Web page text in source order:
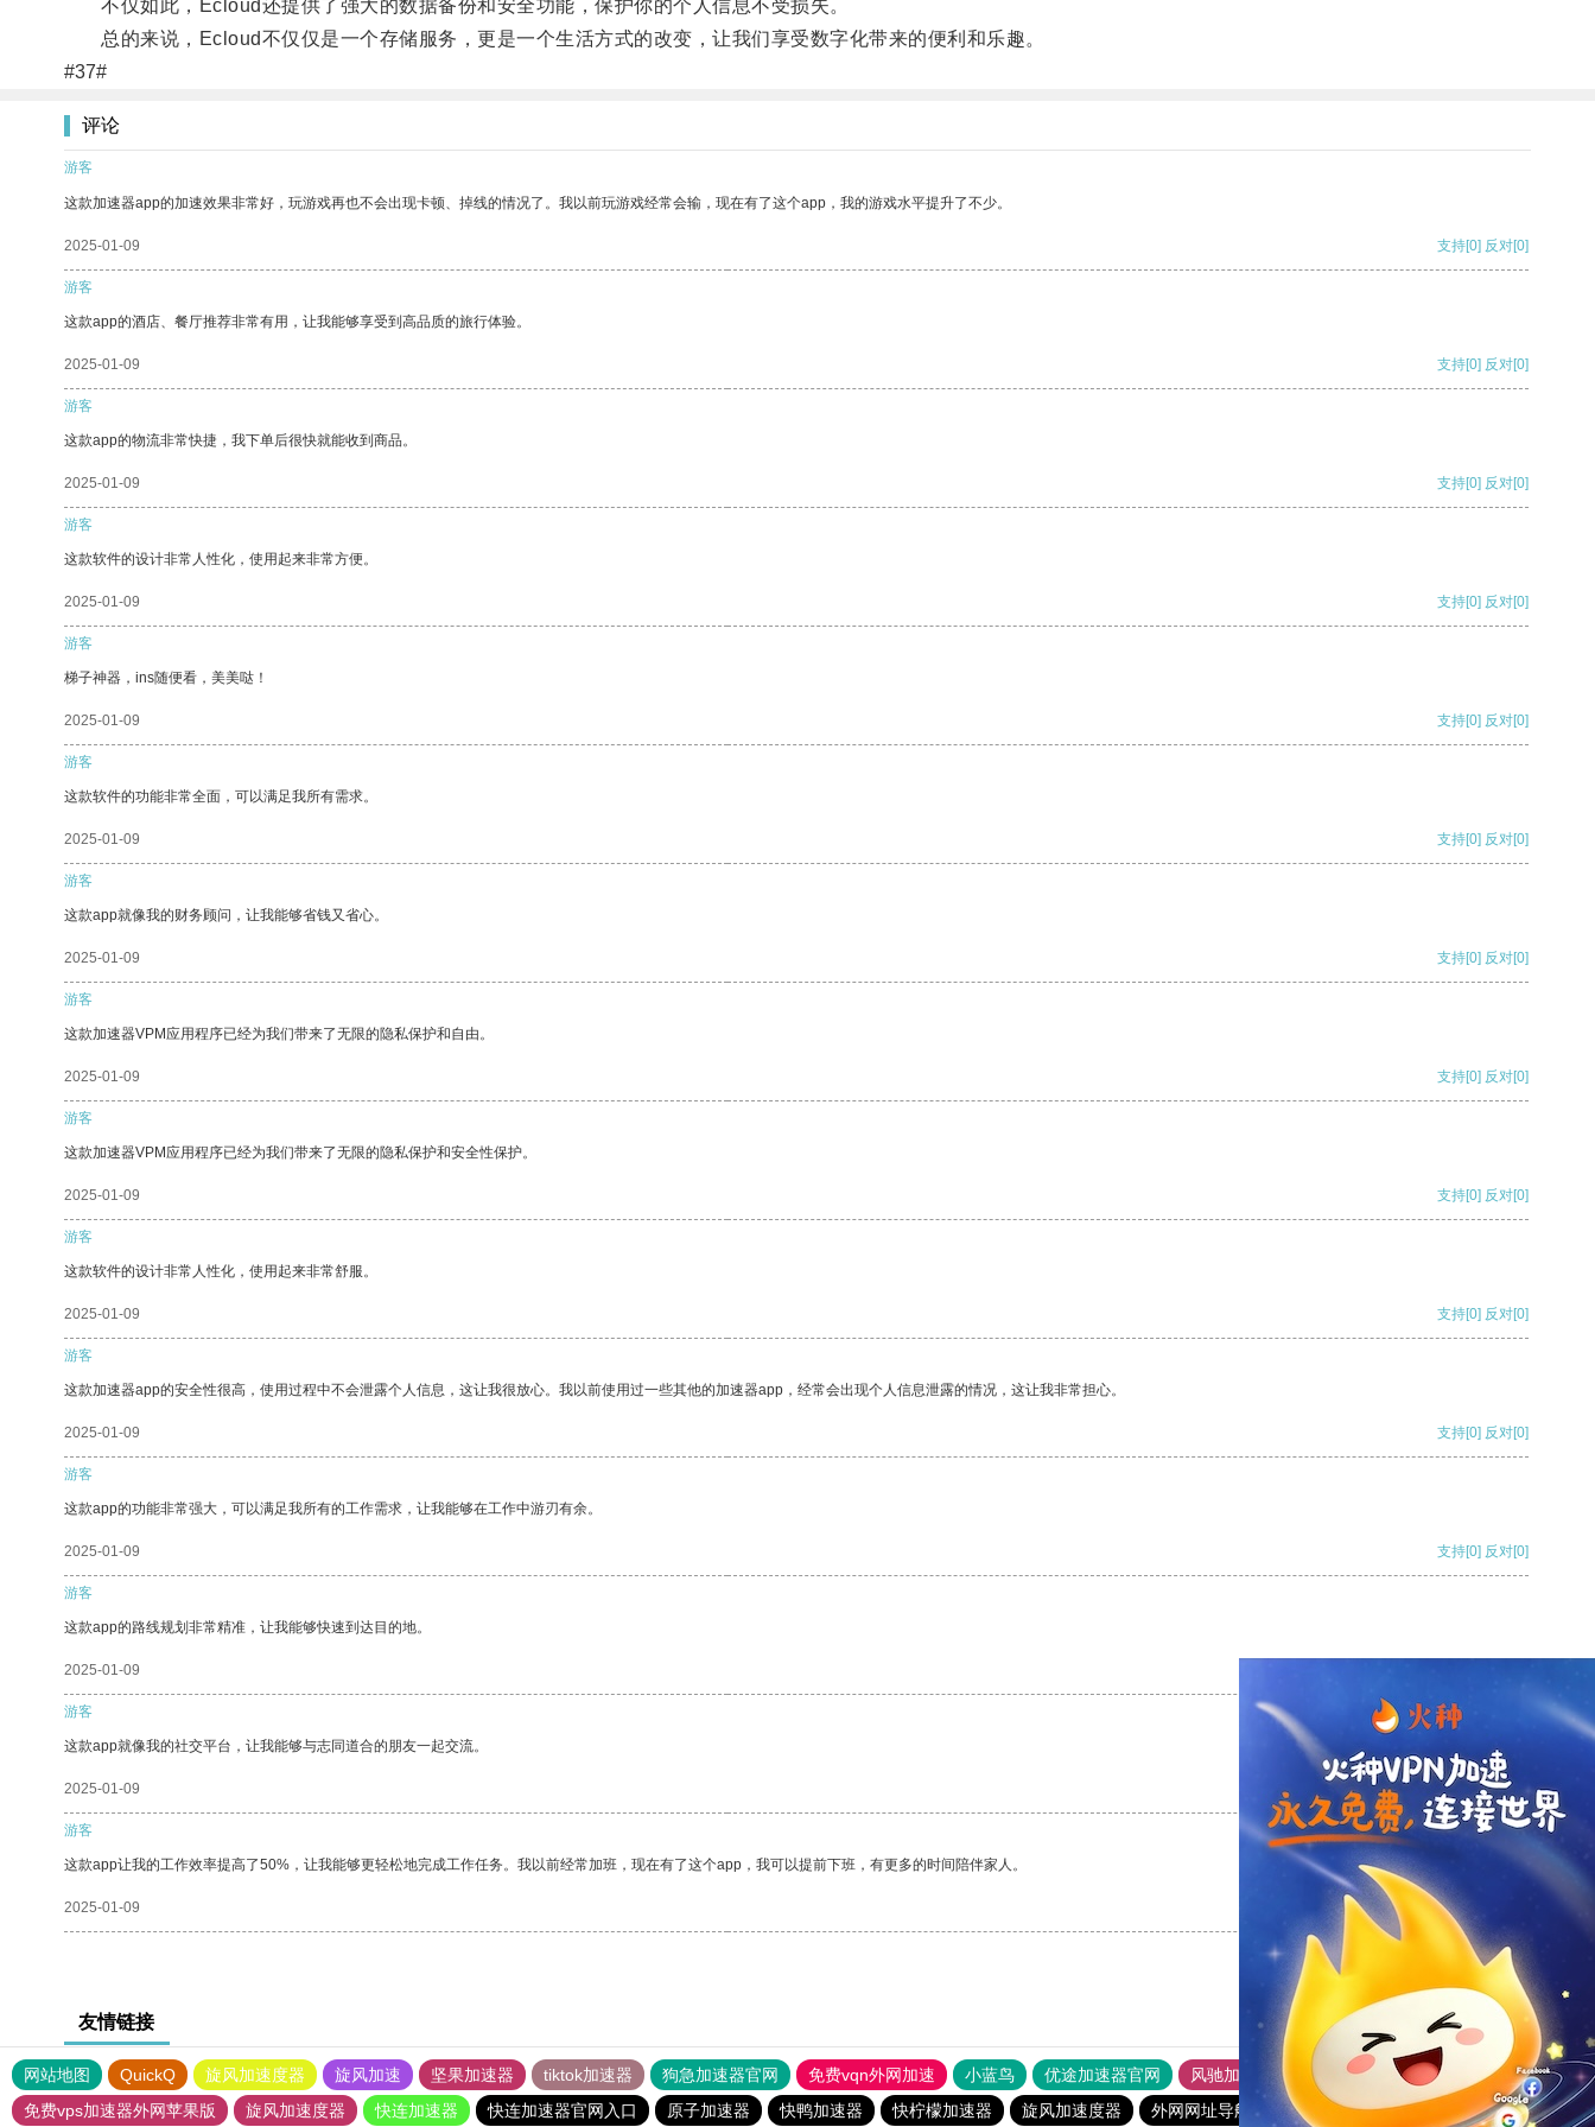
不仅如此，Ecloud还提供了强大的数据备份和安全功能，保护你的个人信息不受损失。
总的来说，Ecloud不仅仅是一个存储服务，更是一个生活方式的改变，让我们享受数字化带来的便利和乐趣。
#37#
评论
游客
这款加速器app的加速效果非常好，玩游戏再也不会出现卡顿、掉线的情况了。我以前玩游戏经常会输，现在有了这个app，我的游戏水平提升了不少。
2025-01-09 支持[0] 反对[0]
游客
这款app的酒店、餐厅推荐非常有用，让我能够享受到高品质的旅行体验。
2025-01-09 支持[0] 反对[0]
游客
这款app的物流非常快捷，我下单后很快就能收到商品。
2025-01-09 支持[0] 反对[0]
游客
这款软件的设计非常人性化，使用起来非常方便。
2025-01-09 支持[0] 反对[0]
游客
梯子神器，ins随便看，美美哒！
2025-01-09 支持[0] 反对[0]
游客
这款软件的功能非常全面，可以满足我所有需求。
2025-01-09 支持[0] 反对[0]
游客
这款app就像我的财务顾问，让我能够省钱又省心。
2025-01-09 支持[0] 反对[0]
游客
这款加速器VPM应用程序已经为我们带来了无限的隐私保护和自由。
2025-01-09 支持[0] 反对[0]
游客
这款加速器VPM应用程序已经为我们带来了无限的隐私保护和安全性保护。
2025-01-09 支持[0] 反对[0]
游客
这款软件的设计非常人性化，使用起来非常舒服。
2025-01-09 支持[0] 反对[0]
游客
这款加速器app的安全性很高，使用过程中不会泄露个人信息，这让我很放心。我以前使用过一些其他的加速器app，经常会出现个人信息泄露的情况，这让我非常担心。
2025-01-09 支持[0] 反对[0]
游客
这款app的功能非常强大，可以满足我所有的工作需求，让我能够在工作中游刃有余。
2025-01-09 支持[0] 反对[0]
游客
这款app的路线规划非常精准，让我能够快速到达目的地。
2025-01-09
游客
这款app就像我的社交平台，让我能够与志同道合的朋友一起交流。
2025-01-09 支持 [0] 反对 [0]
游客
这款app让我的工作效率提高了50%，让我能够更轻松地完成工作任务。我以前经常加班，现在有了这个app，我可以提前下班，有更多的时间陪伴家人。
2025-01-09 支持
友情链接
网站地图 QuickQ 旋风加速度器 旋风加速 坚果加速器 tiktok加速器 狗急加速器官网 免费vqn外网加速 小蓝鸟 优途加速器官网 风驰加速器
旋风加速器
免费vps加速器外网苹果版
旋风加速度器 快连加速器 快连加速器官网入口 原子加速器 快鸭加速器 快柠檬加速器 旋风加速度器 外网网址导航 软件中心 雷霆加速 狂飙加速器